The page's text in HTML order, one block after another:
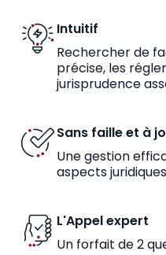
Intuitif
Rechercher de
précise, les
jurisprudence
Sans faille et à
Une gestion
aspects
L'Appel expert
Un forfait de 2